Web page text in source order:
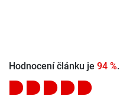
Hodnocení článku je 94 %